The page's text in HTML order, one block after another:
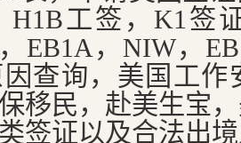
H1B工签，K1签
EB1A，NIW，
查询，美国工作
移民，赴美生宝
签证以及合法出